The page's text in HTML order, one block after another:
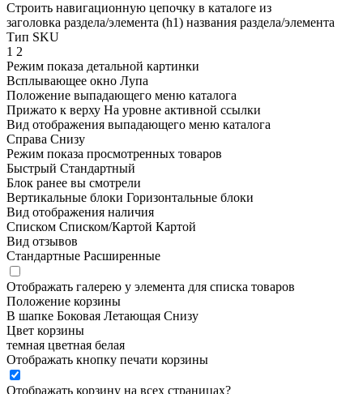
Строить навигационную цепочку в каталоге из
заголовка раздела/элемента (h1) названия раздела/элемента
Тип SKU
1 2
Режим показа детальной картинки
Всплывающее окно Лупа
Положение выпадающего меню каталога
Прижато к верху На уровне активной ссылки
Вид отображения выпадающего меню каталога
Справа Снизу
Режим показа просмотренных товаров
Быстрый Стандартный
Блок ранее вы смотрели
Вертикальные блоки Горизонтальные блоки
Вид отображения наличия
Списком Списком/Картой Картой
Вид отзывов
Стандартные Расширенные
Отображать галерею у элемента для списка товаров
Положение корзины
В шапке Боковая Летающая Снизу
Цвет корзины
темная цветная белая
Отображать кнопку печати корзины
Отображать корзину на всех страницах?